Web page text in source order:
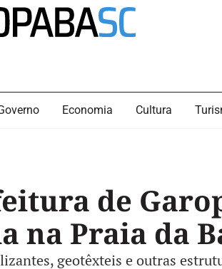
Economia Cultura
de
na Praia da
geotêxteis e outras